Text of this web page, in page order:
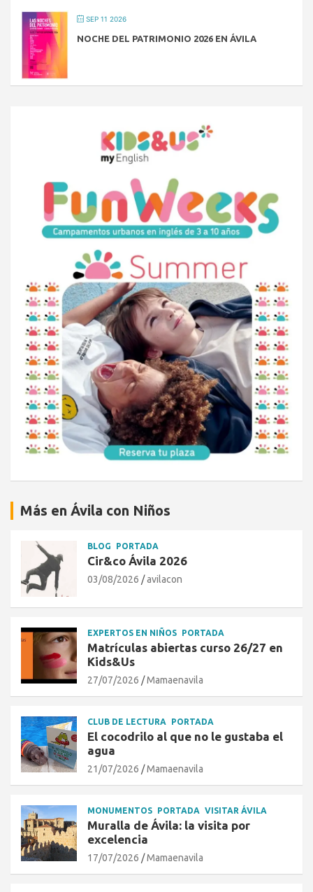
SEP 11 2026
NOCHE DEL PATRIMONIO 2026 EN ÁVILA
Más en Ávila con Niños
BLOG PORTADA
Cir&co Ávila 2026
03/08/2026 avilacon
EXPERTOS EN NIÑOS PORTADA
Matrículas abiertas curso 26/27 en
Kids&Us
27/07/2026 Mamaenavila
CLUB DE LECTURA PORTADA
El cocodrilo al que no le gustaba el
agua
21/07/2026 Mamaenavila
MONUMENTOS PORTADA VISITAR ÁVILA
Muralla de Ávila: la visita por
excelencia
17/07/2026 Mamaenavila